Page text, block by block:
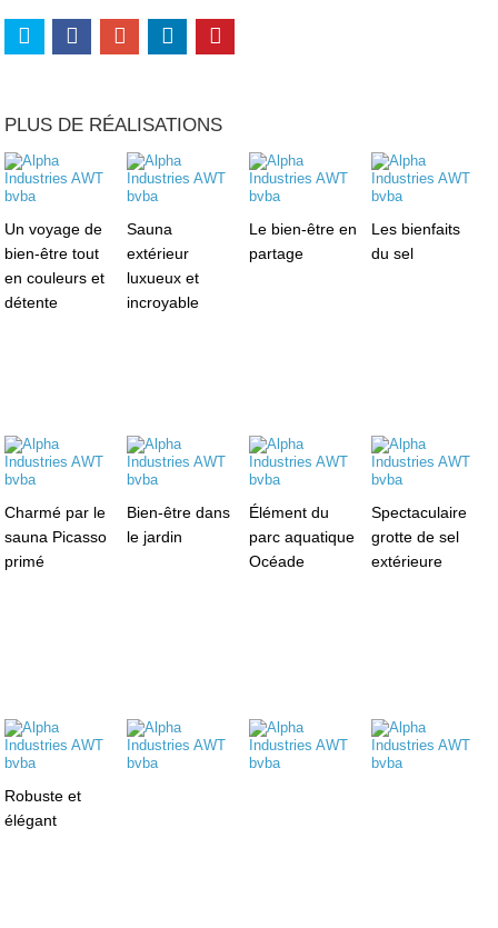
PLUS DE RÉALISATIONS
Un voyage de
bien-être tout
en couleurs et
détente
Sauna
extérieur
luxueux et
incroyable
Le bien-être en
partage
Les bienfaits
du sel
Charmé par le
sauna Picasso
primé
Bien-être dans
le jardin
Élément du
parc aquatique
Océade
Spectaculaire
grotte de sel
extérieure
Robuste et
élégant